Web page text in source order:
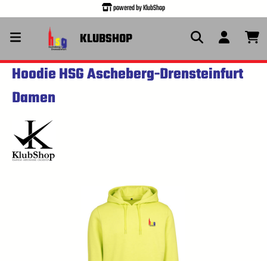
powered by KlubShop
KLUBSHOP
Hoodie HSG Ascheberg-Drensteinfurt
Damen